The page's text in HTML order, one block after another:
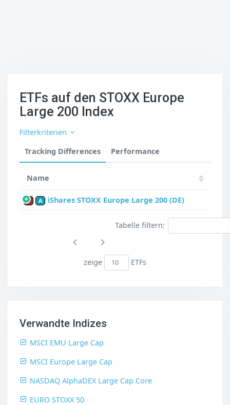
ETFs auf den STOXX Europe
Large 200 Index
Filterkriterien
Tracking Differences
Performance
Name
P A iShares STOXX Europe Large 200 (DE)
Tabelle filtern:
zeige ETFs
Verwandte Indizes
MSCI EMU Large Cap
MSCI Europe Large Cap
NASDAQ AlphaDEX Large Cap Core
EURO STOXX 50